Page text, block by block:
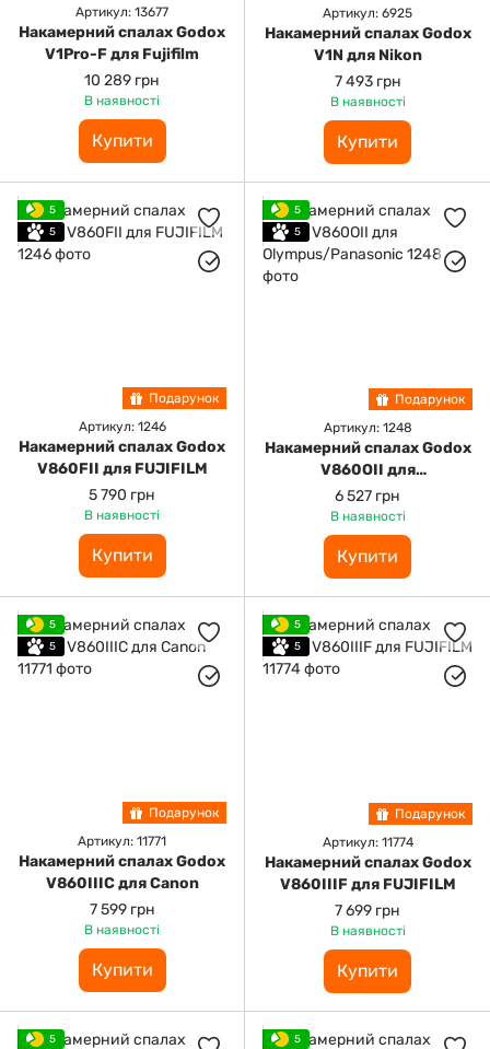
Артикул: 13677
Накамерний спалах Godox
V1Pro-F для Fujifilm
10 289 грн
В наявності
Купити
Артикул: 6925
Накамерний спалах Godox
V1N для Nikon
7 493 грн
В наявності
Купити
Подарунок
5
5
Артикул: 1246
Накамерний спалах Godox
V860FII для FUJIFILM
5 790 грн
В наявності
Купити
Подарунок
5
5
Артикул: 1248
Накамерний спалах Godox
V860OII для
Olympus/Panasonic
6 527 грн
В наявності
Купити
Подарунок
5
5
Артикул: 11771
Накамерний спалах Godox
V860IIIC для Canon
7 599 грн
В наявності
Купити
Подарунок
5
5
Артикул: 11774
Накамерний спалах Godox
V860IIIF для FUJIFILM
7 699 грн
В наявності
Купити
5 5